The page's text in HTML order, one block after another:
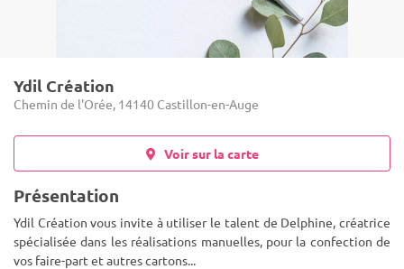
Ydil Création
Chemin de l'Orée, 14140 Castillon-en-Auge
Voir sur la carte
Présentation
Ydil Création vous invite à utiliser le talent de Delphine, créatrice
spécialisée dans les réalisations manuelles, pour la confection de
vos faire-part et autres cartons...